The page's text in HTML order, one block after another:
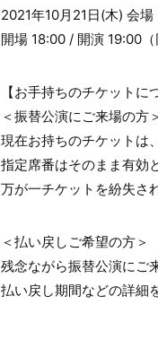
2021年10月21日(木) 会
開場 18:00 / 開演 19:00（
【お手持ちのチケットに
＜振替公演にご来場の方＞
現在お持ちのチケットは
指定席番はそのまま有効
万が一チケットを紛失さ
＜払い戻しご希望の方＞
残念ながら振替公演にご
払い戻し期間などの詳細